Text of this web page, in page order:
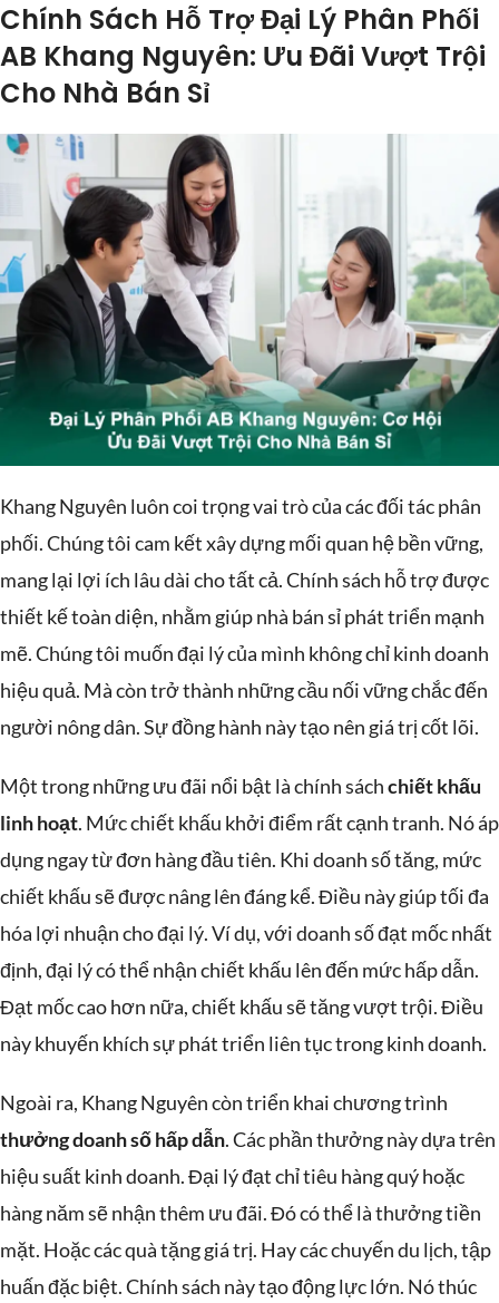
Chính Sách Hỗ Trợ Đại Lý Phân Phối
AB Khang Nguyên: Ưu Đãi Vượt Trội
Cho Nhà Bán Sỉ
Khang Nguyên luôn coi trọng vai trò của các đối tác phân
phối. Chúng tôi cam kết xây dựng mối quan hệ bền vững,
mang lại lợi ích lâu dài cho tất cả. Chính sách hỗ trợ được
thiết kế toàn diện, nhằm giúp nhà bán sỉ phát triển mạnh
mẽ. Chúng tôi muốn đại lý của mình không chỉ kinh doanh
hiệu quả. Mà còn trở thành những cầu nối vững chắc đến
người nông dân. Sự đồng hành này tạo nên giá trị cốt lõi.
Một trong những ưu đãi nổi bật là chính sáchchiết khấu
linh hoạt. Mức chiết khấu khởi điểm rất cạnh tranh. Nó áp
dụng ngay từ đơn hàng đầu tiên. Khi doanh số tăng, mức
chiết khấu sẽ được nâng lên đáng kể. Điều này giúp tối đa
hóa lợi nhuận cho đại lý. Ví dụ, với doanh số đạt mốc nhất
định, đại lý có thể nhận chiết khấu lên đến mức hấp dẫn.
Đạt mốc cao hơn nữa, chiết khấu sẽ tăng vượt trội. Điều
này khuyến khích sự phát triển liên tục trong kinh doanh.
Ngoài ra, Khang Nguyên còn triển khai chương trình
thưởng doanh số hấp dẫn. Các phần thưởng này dựa trên
hiệu suất kinh doanh. Đại lý đạt chỉ tiêu hàng quý hoặc
hàng năm sẽ nhận thêm ưu đãi. Đó có thể là thưởng tiền
mặt. Hoặc các quà tặng giá trị. Hay các chuyến du lịch, tập
huấn đặc biệt. Chính sách này tạo động lực lớn. Nó thúc